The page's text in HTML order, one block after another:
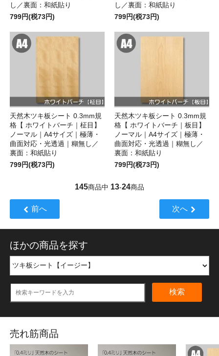
し／裏面：和紙貼り
799円(税73円)
し／裏面：和紙貼り
799円(税73円)
天然木ツキ板シート 0.3mm規
格【 ホワイトバーチ｜柾目】
ノーマル｜A4サイズ｜極薄・
曲面対応・光透過｜糊無し／
裏面：和紙貼り
799円(税73円)
天然木ツキ板シート 0.3mm規
格【 ホワイトバーチ｜板目】
ノーマル｜A4サイズ｜極薄・
曲面対応・光透過｜糊無し／
裏面：和紙貼り
799円(税73円)
145商品中 13-24商品
前へ 次へ
ほかの商品を探す
検索
売れ筋商品